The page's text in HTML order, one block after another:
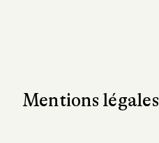
Mentions légales